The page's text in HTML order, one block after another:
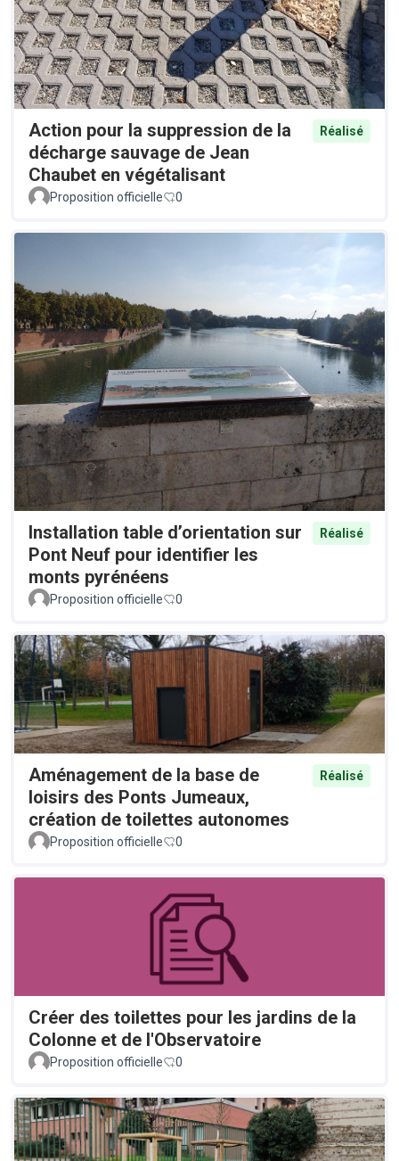
Action pour la suppression de la
décharge sauvage de Jean
Chaubet en végétalisant
Réalisé
Proposition officielle 0
Installation table d’orientation sur
Pont Neuf pour identifier les
monts pyrénéens
Réalisé
Proposition officielle 0
Aménagement de la base de
loisirs des Ponts Jumeaux,
création de toilettes autonomes
Réalisé
Proposition officielle 0
Créer des toilettes pour les jardins de la
Colonne et de l'Observatoire
Proposition officielle 0